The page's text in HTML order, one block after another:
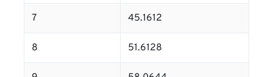
7 45.1612
8 51.6128